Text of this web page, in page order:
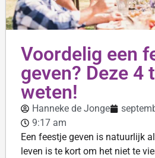
Voordelig een
geven? Deze 4
weten!
Hanneke de Jonge
9:17 am
Een feestje geven is natuurlijk
leven is te kort om het niet te